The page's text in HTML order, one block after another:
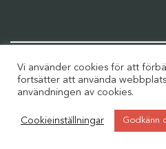
Fortsätt
Vi använder cookies för att
fortsätter att använda
användningen av cookies.
Cookieinställningar Godkänn